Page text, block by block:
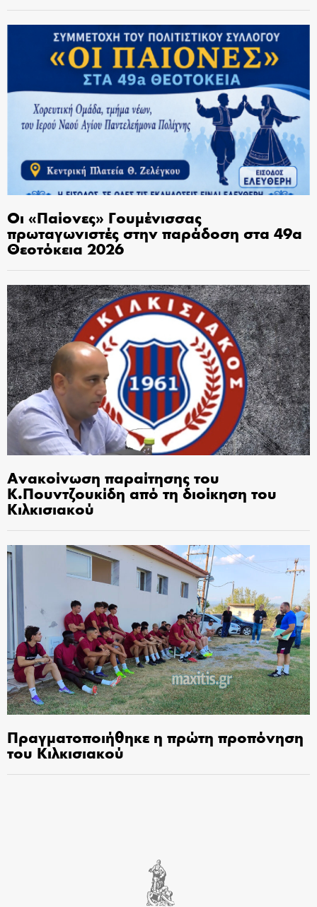
Οι «Παίονες» Γουμένισσας
πρωταγωνιστές στην παράδοση στα 49α
Θεοτόκεια 2026
Ανακοίνωση παραίτησης του
Κ.Πουντζουκίδη από τη διοίκηση του
Κιλκισιακού
Πραγματοποιήθηκε η πρώτη προπόνηση
του Κιλκισιακού